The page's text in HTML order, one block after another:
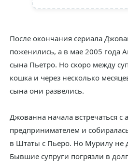
После окончания сериала
поженились, а в мае 2005 года
сына Пьетро. Но скоро между
кошка и через несколько
сына они развелись.
Джованна начала встречаться с
предпринимателем и
в Штаты с Пьеро. Но Мурилу не
Бывшие супруги погрязли в